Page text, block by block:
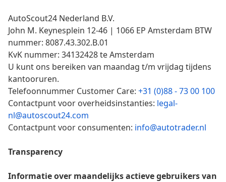
AutoScout24 Nederland B.V.
John M. Keynesplein 12-46 | 1066 EP Amsterdam BTW
nummer: 8087.43.302.B.01
KvK nummer: 34132428 te Amsterdam
U kunt ons bereiken van maandag t/m vrijdag tijdens
kantooruren.
Telefoonnummer Customer Care: +31 (0)88 - 73 00 100
Contactpunt voor overheidsinstanties: legal-
nl@autoscout24.com
Contactpunt voor consumenten: info@autotrader.nl
Transparency
Informatie over maandelijks actieve gebruikers van